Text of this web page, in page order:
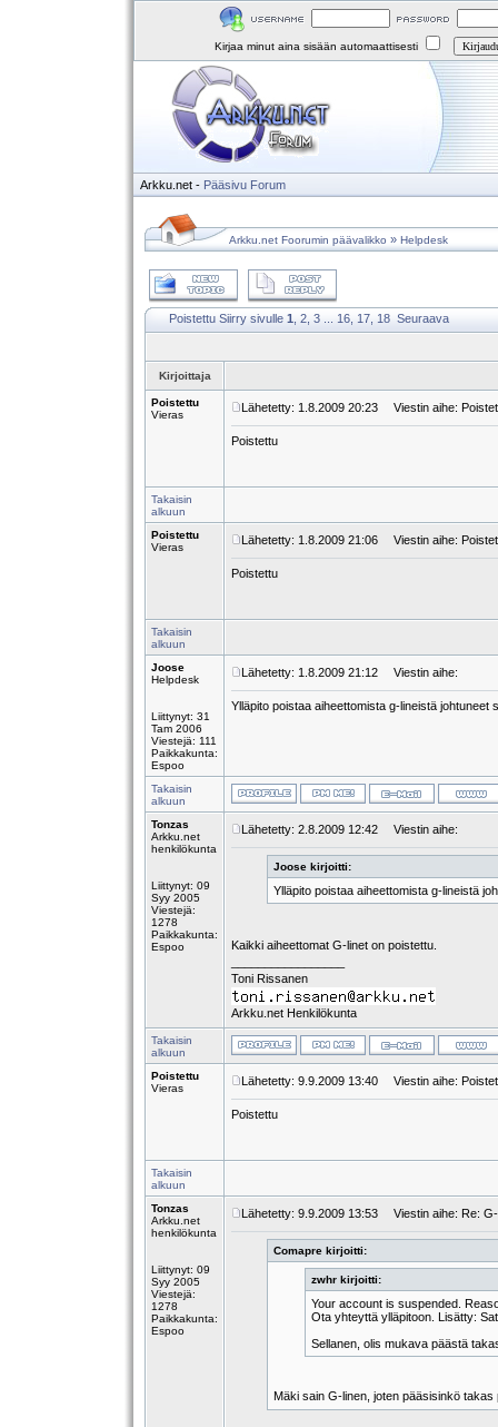
Kirjaa minut aina sisään automaattisesti
Arkku.net - Pääsivu Forum
Arkku.net Foorumin päävalikko » Helpdesk
Poistettu Siirry sivulle 1 2 3 16 17 18 Seuraava
Kirjoittaja
Poistettu
Vieras
Lähetetty: 1.8.2009 20:23 Viestin aihe:
Poistettu
Takaisin
alkuun
Poistettu
Vieras
Lähetetty: 1.8.2009 21:06 Viestin aihe:
Poistettu
Takaisin
alkuun
Joose
Helpdesk
Liittynyt: 31
Tam 2006
Viestejä: 111
Paikkakunta:
Espoo
Lähetetty: 1.8.2009 21:12 Viestin aihe:
Ylläpito poistaa aiheettomista g-lineistä johtuneet
Takaisin
alkuun
Tonzas
Arkku.net
henkilökunta
Liittynyt: 09
Syy 2005
Viestejä:
1278
Paikkakunta:
Espoo
Lähetetty: 2.8.2009 12:42 Viestin aihe:
Joose kirjoitti:
Ylläpito poistaa aiheettomista g-lineistä
Kaikki aiheettomat G-linet on poistettu.
Toni Rissanen
Arkku.net Henkilökunta
Takaisin
alkuun
Poistettu
Vieras
Lähetetty: 9.9.2009 13:40 Viestin aihe:
Poistettu
Takaisin
alkuun
Tonzas
Arkku.net
henkilökunta
Liittynyt: 09
Syy 2005
Viestejä:
1278
Paikkakunta:
Espoo
Lähetetty: 9.9.2009 13:53 Viestin aihe: Re:
Comapre kirjoitti:
zwhr kirjoitti:
Your account is suspended.
Ota yhteyttä ylläpitoon. Lisätty:
Sellanen, olis mukava päästä
Mäki sain G-linen, joten pääsisinkö takas